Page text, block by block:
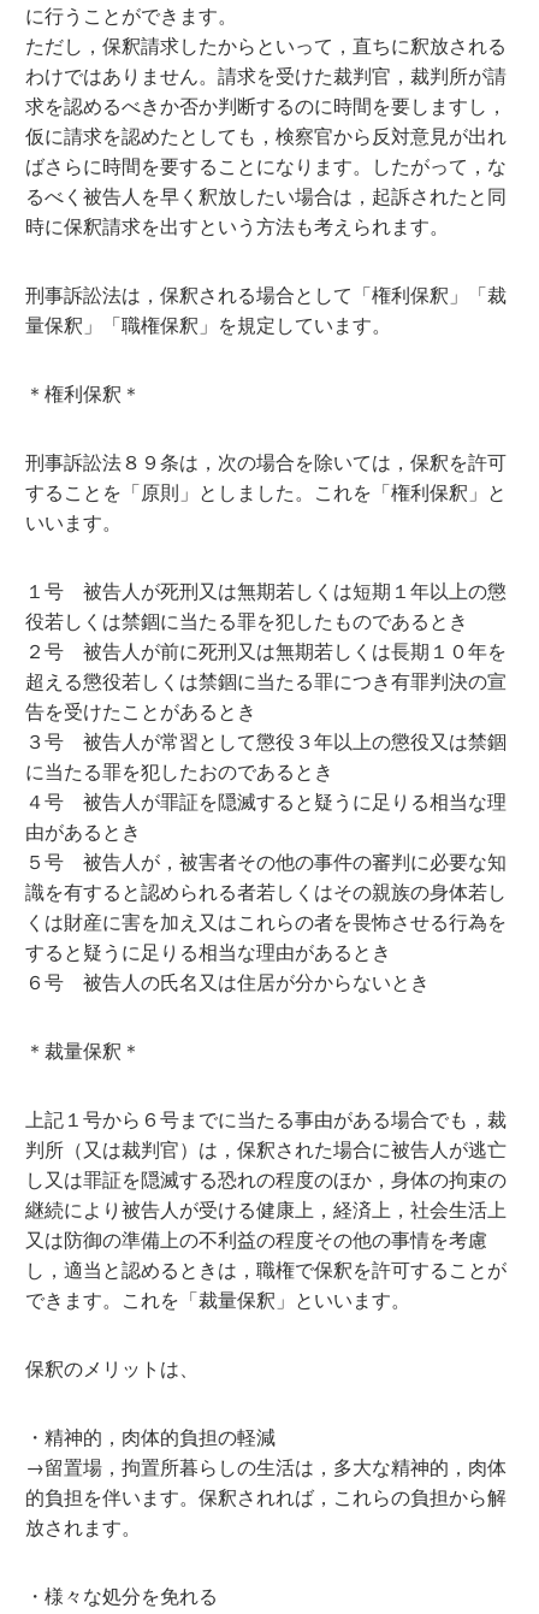
に行うことができます。
ただし，保釈請求したからといって，直ちに釈放される
わけではありません。請求を受けた裁判官，裁判所が請
求を認めるべきか否か判断するのに時間を要しますし，
仮に請求を認めたとしても，検察官から反対意見が出れ
ばさらに時間を要することになります。したがって，な
るべく被告人を早く釈放したい場合は，起訴されたと同
時に保釈請求を出すという方法も考えられます。
刑事訴訟法は，保釈される場合として「権利保釈」「裁
量保釈」「職権保釈」を規定しています。
＊権利保釈＊
刑事訴訟法８９条は，次の場合を除いては，保釈を許可
することを「原則」としました。これを「権利保釈」と
いいます。
１号 被告人が死刑又は無期若しくは短期１年以上の懲
役若しくは禁錮に当たる罪を犯したものであるとき
２号 被告人が前に死刑又は無期若しくは長期１０年を
超える懲役若しくは禁錮に当たる罪につき有罪判決の宣
告を受けたことがあるとき
３号 被告人が常習として懲役３年以上の懲役又は禁錮
に当たる罪を犯したおのであるとき
４号 被告人が罪証を隠滅すると疑うに足りる相当な理
由があるとき
５号 被告人が，被害者その他の事件の審判に必要な知
識を有すると認められる者若しくはその親族の身体若し
くは財産に害を加え又はこれらの者を畏怖させる行為を
すると疑うに足りる相当な理由があるとき
６号 被告人の氏名又は住居が分からないとき
＊裁量保釈＊
上記１号から６号までに当たる事由がある場合でも，裁
判所（又は裁判官）は，保釈された場合に被告人が逃亡
し又は罪証を隠滅する恐れの程度のほか，身体の拘束の
継続により被告人が受ける健康上，経済上，社会生活上
又は防御の準備上の不利益の程度その他の事情を考慮
し，適当と認めるときは，職権で保釈を許可することが
できます。これを「裁量保釈」といいます。
保釈のメリットは、
・精神的，肉体的負担の軽減
→留置場，拘置所暮らしの生活は，多大な精神的，肉体
的負担を伴います。保釈されれば，これらの負担から解
放されます。
・様々な処分を免れる